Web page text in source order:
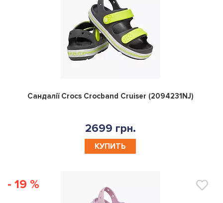
0
Сандалії Crocs Crocband Cruiser (2094231NJ)
2699 грн.
КУПИТЬ
- 19 %